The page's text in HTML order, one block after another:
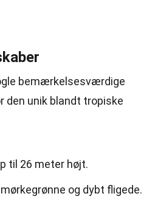
bemærkelsesværdige
den unik blandt tropiske
til 26 meter højt.
og dybt fligede.